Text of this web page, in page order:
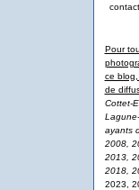
Pour
ce
de
Cottet-
ayants
2008,
2013,
2018,
2023,